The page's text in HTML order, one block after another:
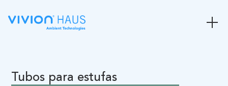
Tubos para estufas